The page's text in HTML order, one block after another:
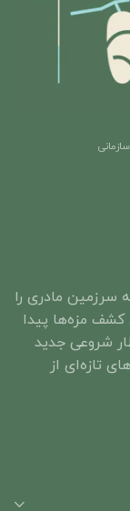
مادری را
مزه‌ها پیدا
شروعی جدید
تازه‌ای از